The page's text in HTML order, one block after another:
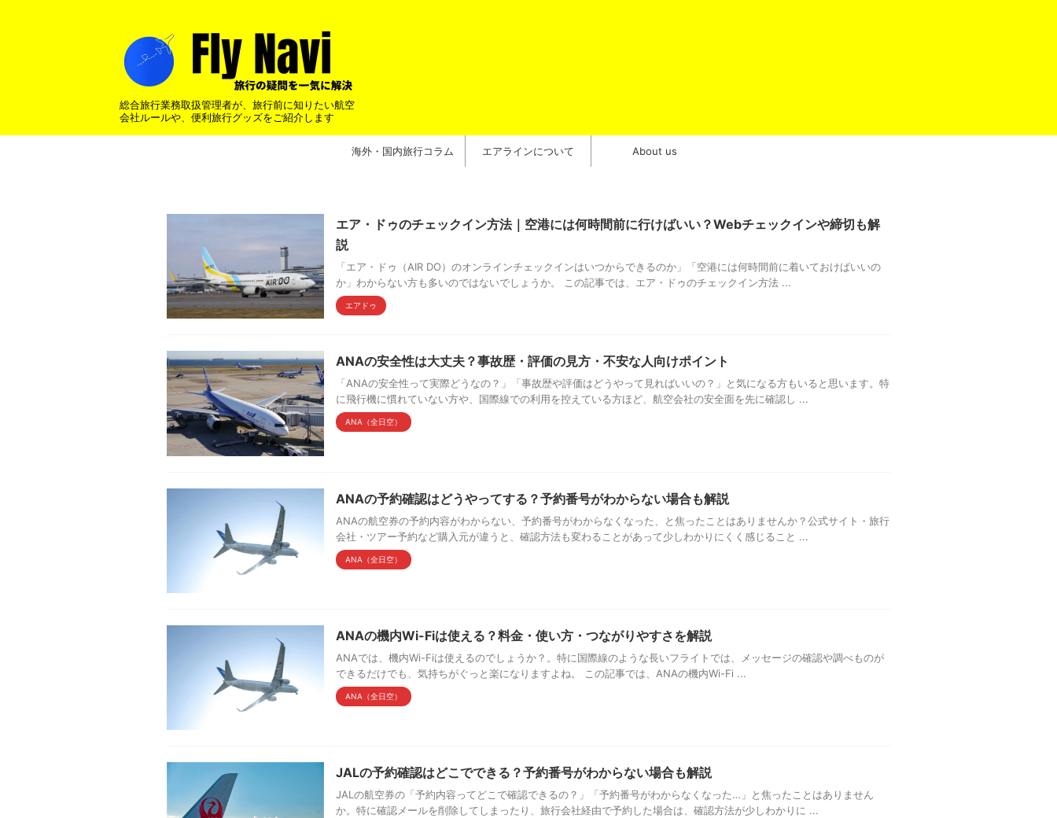
総合旅行業務取扱管理者が、旅行前に知りたい航空
会社ルールや、便利旅行グッズをご紹介します
海外・国内旅行コラム エアラインについて About us
エア・ドゥのチェックイン方法｜空港には何時間前に行けばいい？Webチェックインや締切も解
説
「エア・ドゥ（AIR DO）のオンラインチェックインはいつからできるのか」「空港には何時間前に着いておけばいいの
か」わからない方も多いのではないでしょうか。 この記事では、エア・ドゥのチェックイン方法 ...
エアドゥ
ANAの安全性は大丈夫？事故歴・評価の見方・不安な人向けポイント
「ANAの安全性って実際どうなの？」「事故歴や評価はどうやって見ればいいの？」と気になる方もいると思います。特
に飛行機に慣れていない方や、国際線での利用を控えている方ほど、航空会社の安全面を先に確認し ...
ANA（全日空）
ANAの予約確認はどうやってする？予約番号がわからない場合も解説
ANAの航空券の予約内容がわからない、予約番号がわからなくなった、と焦ったことはありませんか？公式サイト・旅行
会社・ツアー予約など購入元が違うと、確認方法も変わることがあって少しわかりにくく感じること ...
ANA（全日空）
ANAの機内Wi-Fiは使える？料金・使い方・つながりやすさを解説
ANAでは、機内Wi-Fiは使えるのでしょうか？。特に国際線のような長いフライトでは、メッセージの確認や調べものが
できるだけでも、気持ちがぐっと楽になりますよね。 この記事では、ANAの機内Wi-Fi ...
ANA（全日空）
JALの予約確認はどこでできる？予約番号がわからない場合も解説
JALの航空券の「予約内容ってどこで確認できるの？」「予約番号がわからなくなった…」と焦ったことはありません
か。特に確認メールを削除してしまったり、旅行会社経由で予約した場合は、確認方法が少しわかりに ...